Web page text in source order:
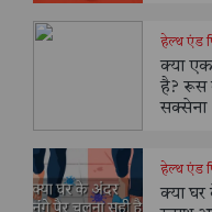
हेल्थ एंड
क्या
है? रूस
सक्सेना
हेल्थ एंड
क्या